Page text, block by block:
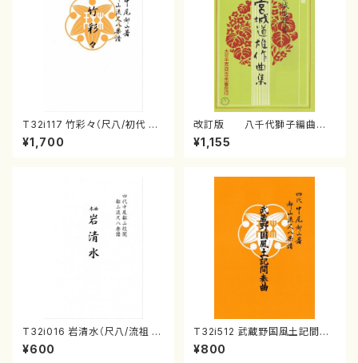
T32i117 竹彩々（尺八/初代 山
本邦山/尺八/都山式譜）都山流
公刊楽譜曲番:566
¥1,700
改訂版 八千代獅子編曲
（編曲八千代獅子）(/宮城道
雄/楽譜）
¥1,155
T32i016 岩清水（尺八/流祖 中
尾都山/楽譜）都山：15
¥600
T32i512 武蔵野国風土記間奏
曲（尺八/初代 山川園松/楽譜）
都山流公刊楽譜曲番:2221
¥800